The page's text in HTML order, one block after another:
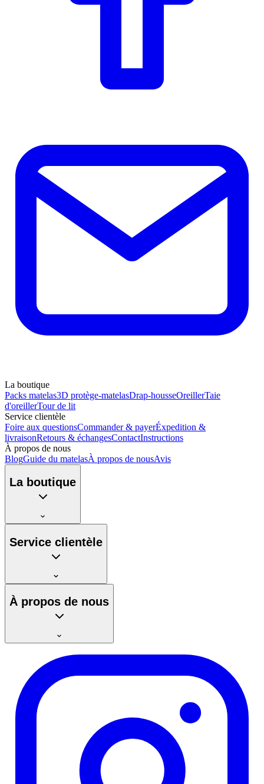
La boutique
Packs matelas3D protège-matelasDrap-housseOreillerTaie
d'oreillerTour de lit
Service clientèle
Foire aux questionsCommander & payerÉxpedition &
livraisonRetours & échangesContactInstructions
À propos de nous
BlogGuide du matelasÀ propos de nousAvis
La boutique
Service clientèle
À propos de nous